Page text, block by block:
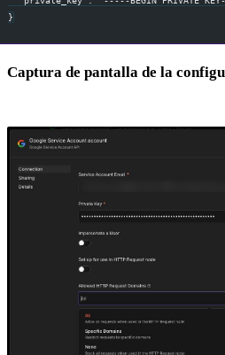
}
Captura de pantalla de la